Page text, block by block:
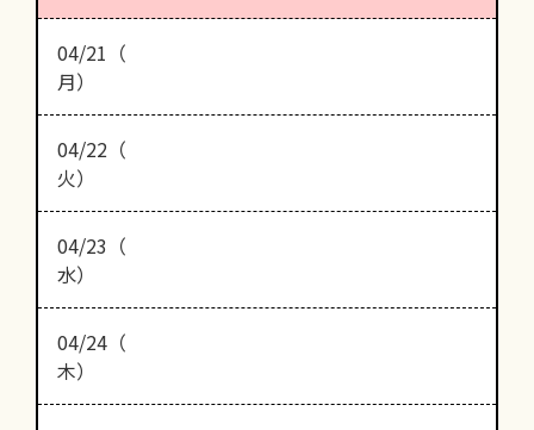
04/21（
月）
04/22（
火）
04/23（
水）
04/24（
木）